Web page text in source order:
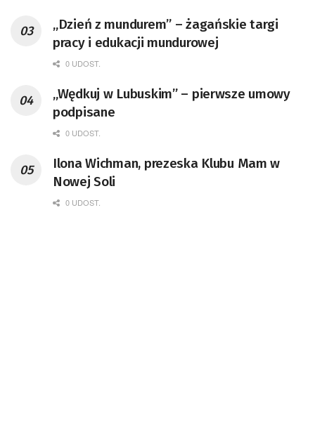
„Dzień z mundurem” – żagańskie targi
pracy i edukacji mundurowej
0 UDOST.
„Wędkuj w Lubuskim” – pierwsze umowy
podpisane
0 UDOST.
Ilona Wichman, prezeska Klubu Mam w
Nowej Soli
0 UDOST.